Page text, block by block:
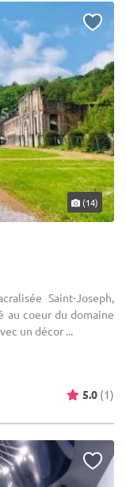
(14)
Saint-Joseph,
au coeur du domaine
un décor ...
5.0 (1)